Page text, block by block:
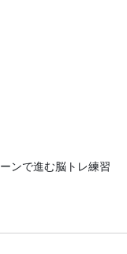
ンで進む脳トレ練習